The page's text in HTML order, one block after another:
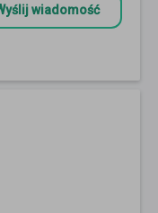
wiadomość